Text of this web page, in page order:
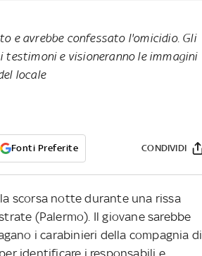
e avrebbe confessato l'omicidio. Gli
e visioneranno le immagini
locale
Fonti Preferite CONDIVIDI
scorsa notte durante una rissa
(Palermo). Il giovane sarebbe
i carabinieri della compagnia di